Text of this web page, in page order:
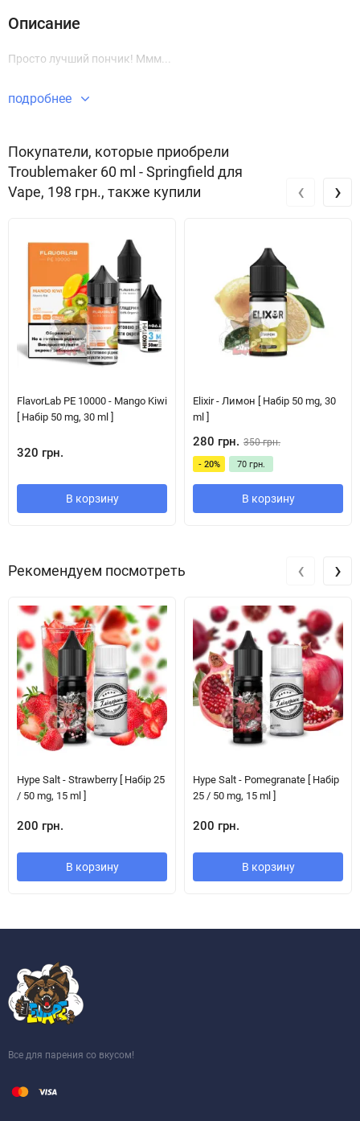
Описание
Просто лучший пончик! Ммм...
подробнее
Покупатели, которые приобрели
Troublemaker 60 ml - Springfield для
Vape, 198 грн., также купили
FlavorLab PE 10000 - Mango Kiwi
[ Набір 50 mg, 30 ml ]
320 грн.
В корзину
Elixir - Лимон [ Набір 50 mg, 30
ml ]
280 грн. 350 грн.
- 20% 70 грн.
В корзину
‹ ›
Рекомендуем посмотреть
Hype Salt - Strawberry [ Набір 25
/ 50 mg, 15 ml ]
200 грн.
В корзину
Hype Salt - Pomegranate [ Набір
25 / 50 mg, 15 ml ]
200 грн.
В корзину
‹ ›
Все для парения со вкусом!